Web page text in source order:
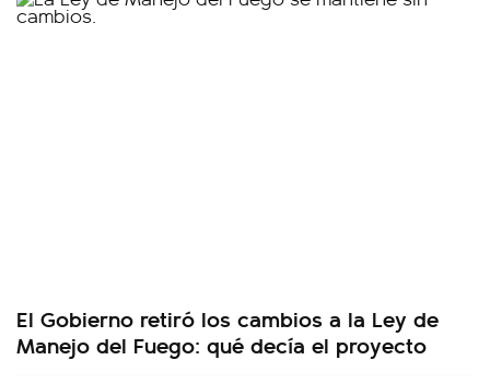
El Gobierno retiró los cambios a la Ley de
Manejo del Fuego: qué decía el proyecto